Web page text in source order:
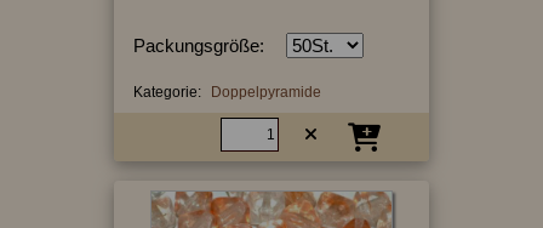
Packungsgröße:
Kategorie: Doppelpyramide